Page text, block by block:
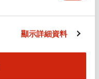
顯示詳細資料
+